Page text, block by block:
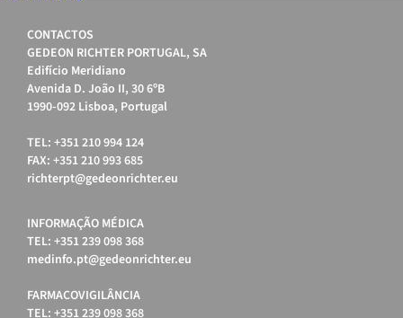
CONTACTOS
GEDEON RICHTER PORTUGAL, SA
Edifício Meridiano
Avenida D. João II, 30 6ºB
1990-092 Lisboa, Portugal
TEL: +351 210 994 124
FAX: +351 210 993 685
richterpt@gedeonrichter.eu
INFORMAÇÃO MÉDICA
TEL: +351 239 098 368
medinfo.pt@gedeonrichter.eu
FARMACOVIGILÂNCIA
TEL: +351 239 098 368